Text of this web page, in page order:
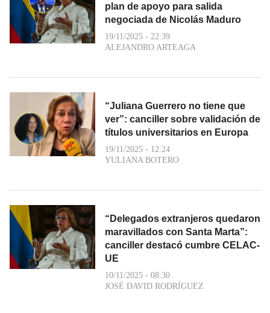
plan de apoyo para salida
negociada de Nicolás Maduro
19/11/2025 - 22:39
ALEJANDRO ARTEAGA
“Juliana Guerrero no tiene que
ver”: canciller sobre validación de
títulos universitarios en Europa
19/11/2025 - 12:24
YULIANA BOTERO
“Delegados extranjeros quedaron
maravillados con Santa Marta”:
canciller destacó cumbre CELAC-
UE
10/11/2025 - 08:30
JOSÉ DAVID RODRÍGUEZ